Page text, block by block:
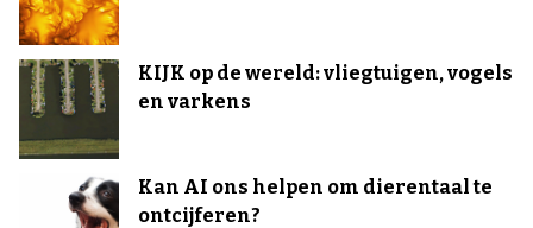
KIJK op de wereld: vliegtuigen, vogels
en varkens
Kan AI ons helpen om dierentaal te
ontcijferen?